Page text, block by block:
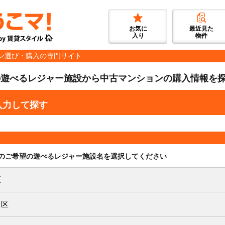
お気に
入り
最近見た
物件
選び・購入の専門サイト
べるレジャー施設から中古マンションの購入情報を
して探す
ご希望の遊べるレジャー施設名を選択してください